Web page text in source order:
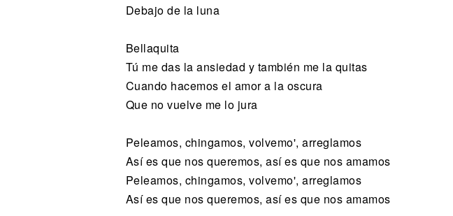
Debajo de la luna
Bellaquita
Tú me das la ansiedad y también me la quitas
Cuando hacemos el amor a la oscura
Que no vuelve me lo jura
Peleamos, chingamos, volvemo', arreglamos
Así es que nos queremos, así es que nos amamos
Peleamos, chingamos, volvemo', arreglamos
Así es que nos queremos, así es que nos amamos